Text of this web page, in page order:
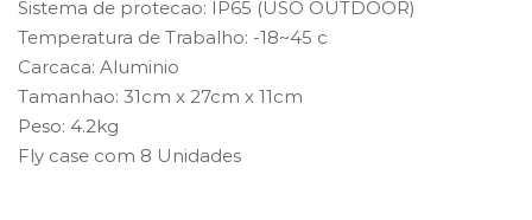
Sistema de protecao: IP65 (USO OUTDOOR)
Temperatura de Trabalho: -18~45 c
Carcaca: Aluminio
Tamanhao: 31cm x 27cm x 11cm
Peso: 4.2kg
Fly case com 8 Unidades